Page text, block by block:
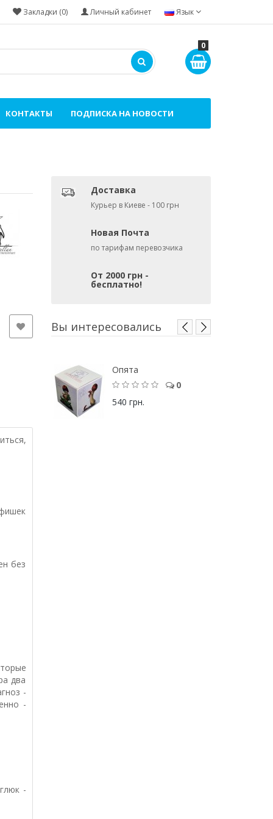
Язык
Личный кабинет
Закладки (0)
0
КОНТАКТЫ ПОДПИСКА НА НОВОСТИ
без
два
-
-
-
Доставка
Курьер в Киеве - 100 грн
Новая Почта
по тарифам перевозчика
От 2000 грн -
бесплатно!
Вы интересовались
Опята
0
540 грн.